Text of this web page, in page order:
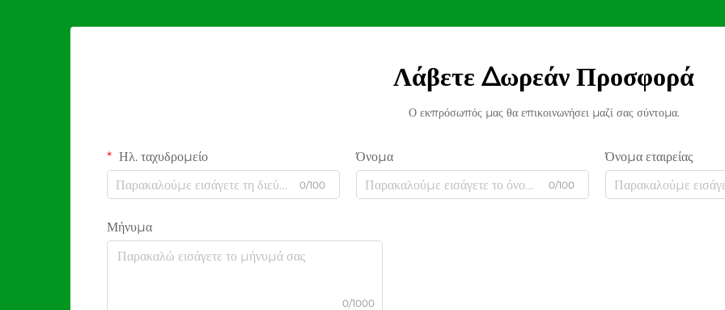
Λάβετε Δωρεάν Προσφορά
Ο εκπρόσωπός μας θα επικοινωνήσει μαζί σας σύντομα.
Ηλ. ταχυδρομείο
0/100
Όνομα
0/100
Όνομα εταιρείας
Μήνυμα
0/1000